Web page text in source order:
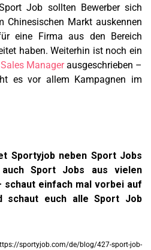
Job sollten Bewerber sich
Chinesischen Markt auskennen
eine Firma aus den Bereich
haben. Weiterhin ist noch ein
Managerausgeschrieben –
es vor allem Kampagnen im
Sportyjob neben Sport Jobs
Sport Jobs aus vielen
schaut einfach mal vorbei auf
schaut euch alle Sport Job
sportyjob.com/de/blog/427-sport-job-